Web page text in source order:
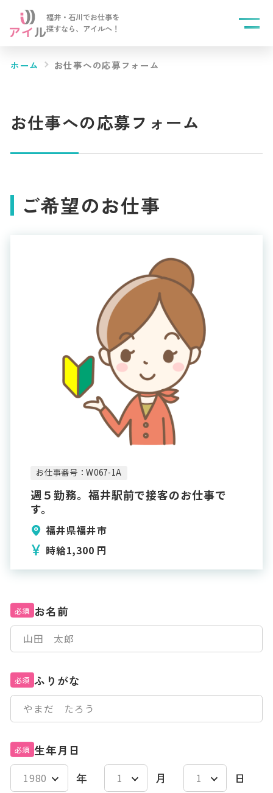
福井・石川でお仕事を
探すなら、 アイルへ！
ホーム お仕事への応募フォーム
お仕事への応募フォーム
ご希望のお仕事
お仕事番号：W067-1A
週５勤務。福井駅前で接客のお仕事で
す。
福井県福井市
時給1,300 円
必須 お名前
必須 ふりがな
必須 生年月日
年
月 日